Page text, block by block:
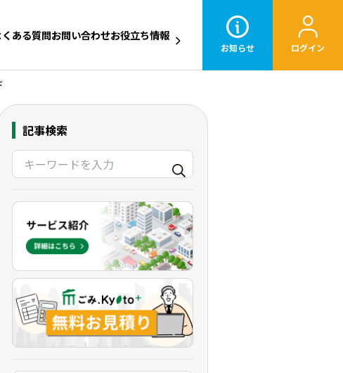
ある質問お問い合わせお役立ち情報
お知らせ ログイン
記事検索